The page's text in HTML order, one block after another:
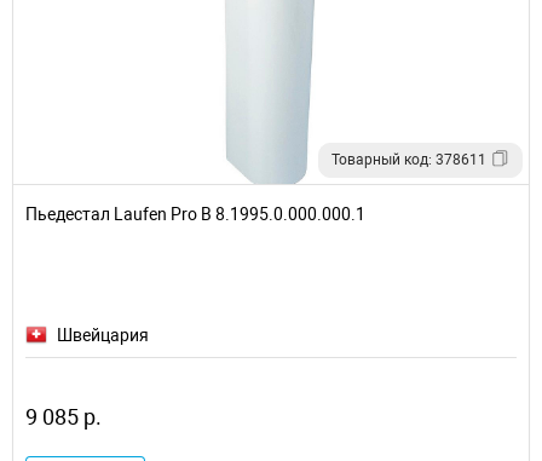
Товарный код: 378611
Пьедестал Laufen Pro B 8.1995.0.000.000.1
Швейцария
9 085 р.